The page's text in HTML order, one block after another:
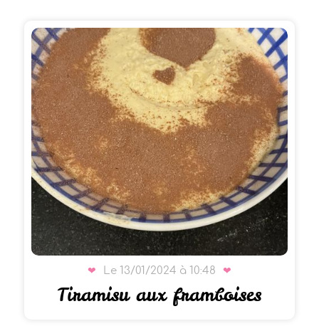
Le 13/01/2024 à 10:48
Tiramisu aux framboises